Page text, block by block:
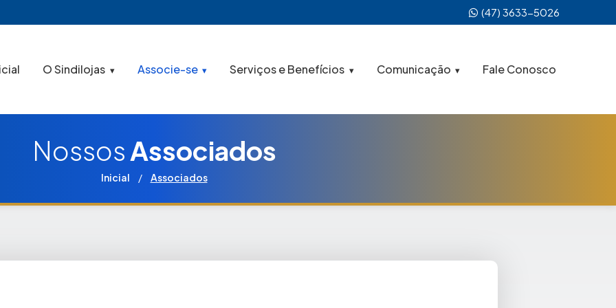
(47) 3633-5026
O Sindilojas Associe-se Serviços e Benefícios Comunicação Fale Conosco
NossosAssociados
Inicial / Associados